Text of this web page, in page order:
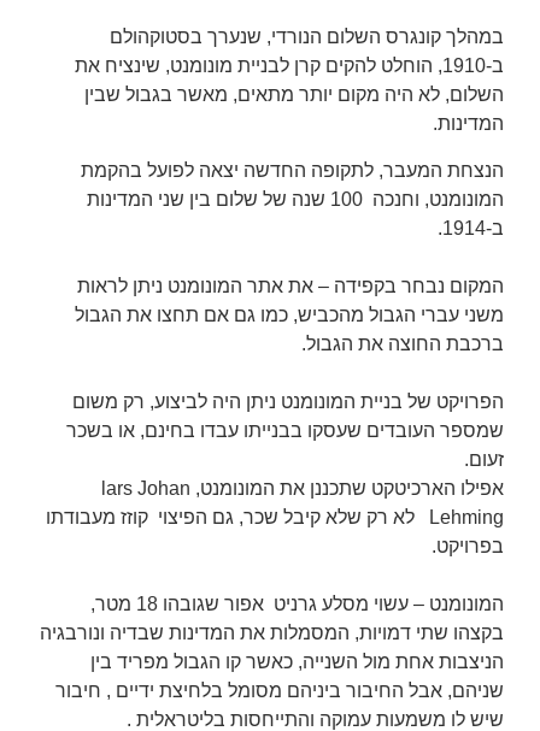
במהלך קונגרס השלום הנורדי, שנערך בסטוקהולם
ב-1910, הוחלט להקים קרן לבניית מונומנט, שינציח את
השלום, לא היה מקום יותר מתאים, מאשר בגבול שבין
המדינות.
הנצחת המעבר, לתקופה החדשה יצאה לפועל בהקמת
המונומנט, וחנכה 100 שנה של שלום בין שני המדינות
ב-1914.
המקום נבחר בקפידה – את אתר המונומנט ניתן לראות
משני עברי הגבול מהכביש, כמו גם אם תחצו את הגבול
ברכבת החוצה את הגבול.
הפרויקט של בניית המונומנט ניתן היה לביצוע, רק משום
שמספר העובדים שעסקו בבנייתו עבדו בחינם, או בשכר
זעום.
אפילו הארכיטקט שתכננן את המונומנט, lars Johan
Lehming לא רק שלא קיבל שכר, גם הפיצוי קוזז מעבודתו
בפרויקט.
המונומנט – עשוי מסלע גרניט אפור שגובהו 18 מטר,
בקצהו שתי דמויות, המסמלות את המדינות שבדיה ונורבגיה
הניצבות אחת מול השנייה, כאשר קו הגבול מפריד בין
שניהם, אבל החיבור ביניהם מסומל בלחיצת ידיים , חיבור
שיש לו משמעות עמוקה והתייחסות בליטראלית .